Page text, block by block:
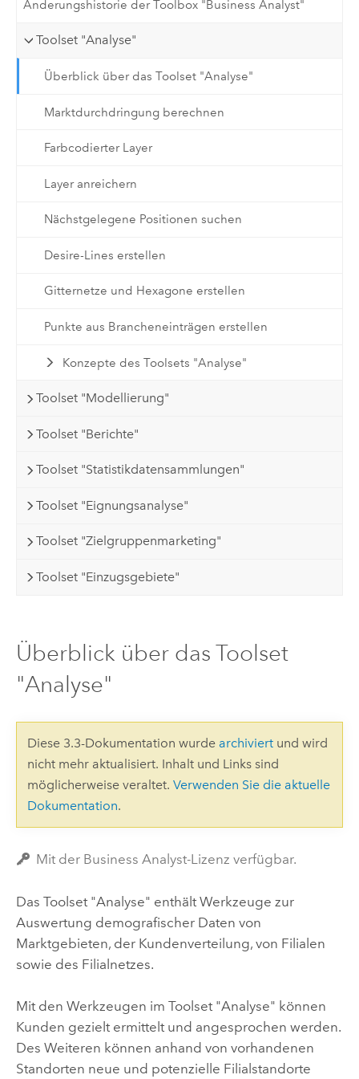
Änderungshistorie der Toolbox "Business Analyst"
Toolset "Analyse"
Überblick über das Toolset "Analyse"
Marktdurchdringung berechnen
Farbcodierter Layer
Layer anreichern
Nächstgelegene Positionen suchen
Desire-Lines erstellen
Gitternetze und Hexagone erstellen
Punkte aus Brancheneinträgen erstellen
Konzepte des Toolsets "Analyse"
Toolset "Modellierung"
Toolset "Berichte"
Toolset "Statistikdatensammlungen"
Toolset "Eignungsanalyse"
Toolset "Zielgruppenmarketing"
Toolset "Einzugsgebiete"
Überblick über das Toolset
"Analyse"
Diese 3.3-Dokumentation wurde archiviertund wird
nicht mehr aktualisiert. Inhalt und Links sind
möglicherweise veraltet. Verwenden Sie die aktuelle
Dokumentation.
Mit der Business Analyst-Lizenz verfügbar.
Das Toolset "Analyse" enthält Werkzeuge zur
Auswertung demografischer Daten von
Marktgebieten, der Kundenverteilung, von Filialen
sowie des Filialnetzes.
Mit den Werkzeugen im Toolset "Analyse" können
Kunden gezielt ermittelt und angesprochen werden.
Des Weiteren können anhand von vorhandenen
Standorten neue und potenzielle Filialstandorte